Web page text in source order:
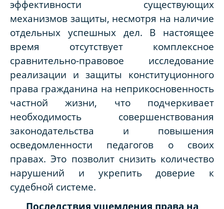
эффективности существующих
механизмов защиты, несмотря на наличие
отдельных успешных дел. В настоящее
время отсутствует комплексное
сравнительно-правовое исследование
реализации и защиты конституционного
права гражданина на неприкосновенность
частной жизни, что подчеркивает
необходимость совершенствования
законодательства и повышения
осведомленности педагогов о своих
правах. Это позволит снизить количество
нарушений и укрепить доверие к
судебной системе.
Последствия ущемления права на